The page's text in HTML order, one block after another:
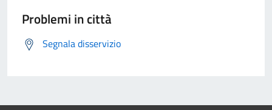
Problemi in città
Segnala disservizio